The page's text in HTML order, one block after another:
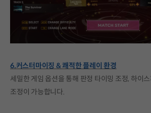
6.커스터마이징 & 쾌적한 플레이 환경
세밀한 게임 옵션을 통해 판정 타이밍 조정, 하이
조정이 가능합니다.